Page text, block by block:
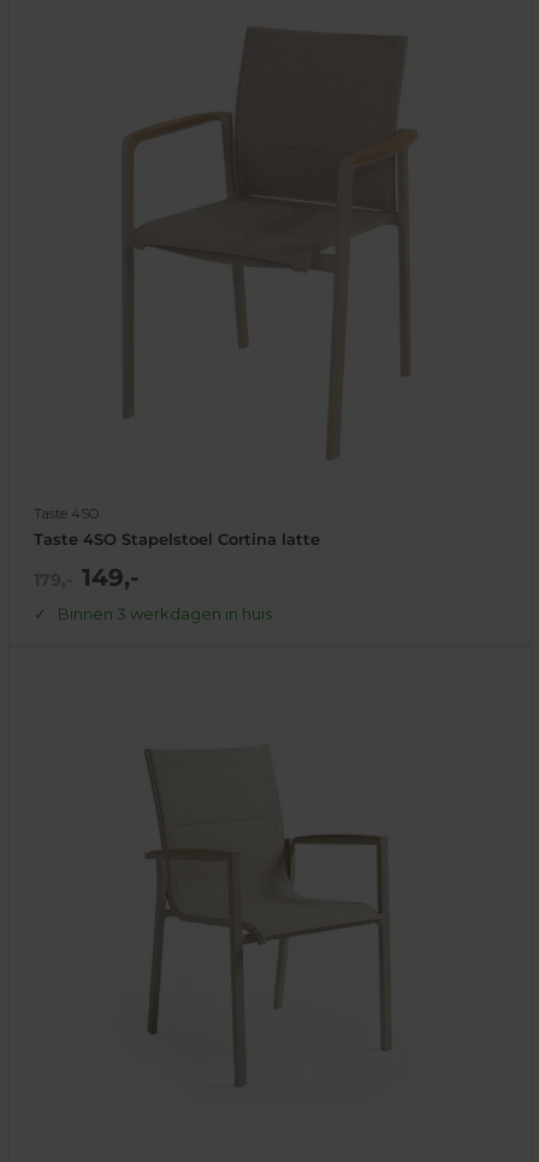
Taste 4SO
Taste 4SO Stapelstoel Cortina latte
NormaleActie
prijs
149,-
Binnen 3 werkdagen in huis